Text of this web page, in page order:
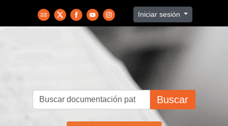
Iniciar sesión
Buscar